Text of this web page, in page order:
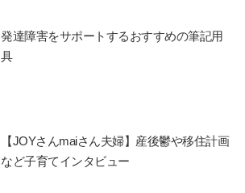
発達障害をサポートするおすすめの筆記用
具
【JOYさんmaiさん夫婦】産後鬱や移住計画
など子育てインタビュー